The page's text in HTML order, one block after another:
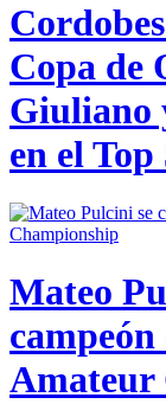
Copa de
Giuliano
en el Top
Mateo
Amateur